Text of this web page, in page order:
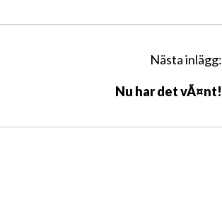
Nästa inlägg:
Nu har det vÃ¤nt!